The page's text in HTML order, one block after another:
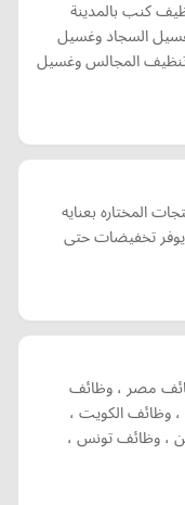
كنب بالمدينة
السجاد وغسيل
المجالس وغسيل
من 300، 000 من المنتجات المختاره بعنايه
يوفر تخفيضات حتى
مصر ، وظائف
، وظائف الكويت ،
، وظائف تونس ،